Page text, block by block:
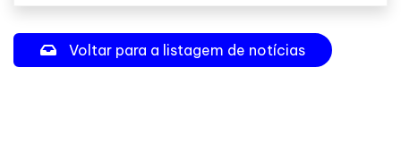
Voltar para a listagem de notícias